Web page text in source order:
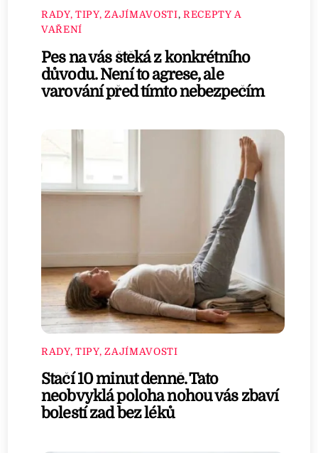
RADY, TIPY, ZAJÍMAVOSTI, RECEPTY A
VAŘENÍ
Pes na vás štěká z konkrétního
důvodu. Není to agrese, ale
varování před tímto nebezpečím
RADY, TIPY, ZAJÍMAVOSTI
Stačí 10 minut denně. Tato
neobvyklá poloha nohou vás zbaví
bolestí zad bez léků